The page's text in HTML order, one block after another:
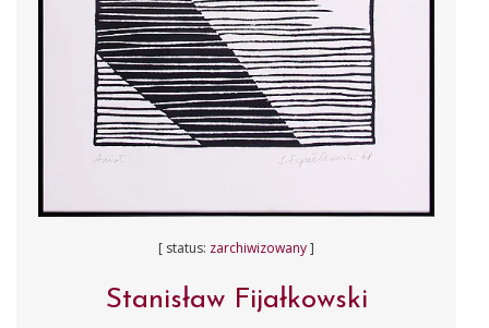
[ status: zarchiwizowany]
Stanisław Fijałkowski